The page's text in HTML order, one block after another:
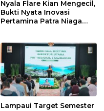
Nyala Flare Kian Mengecil,
Bukti Nyata Inovasi
Pertamina Patra Niaga
Lampaui Target Semester